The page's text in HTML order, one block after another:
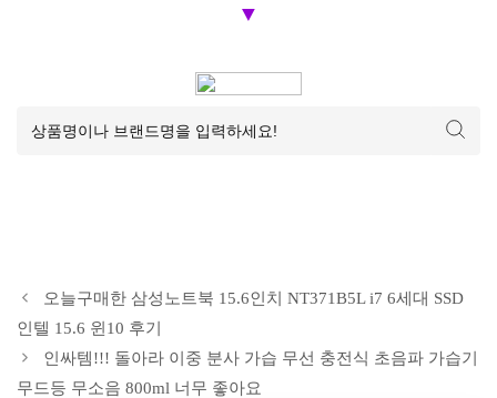
▼
오늘구매한 삼성노트북 15.6인치 NT371B5L i7 6세대 SSD
인텔 15.6 윈10 후기
인싸템!!! 돌아라 이중 분사 가습 무선 충전식 초음파 가습기
무드등 무소음 800ml 너무 좋아요